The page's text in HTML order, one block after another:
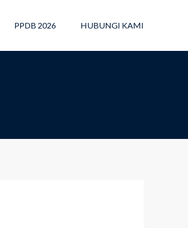
PPDB 2026 HUBUNGI KAMI